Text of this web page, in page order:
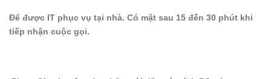
Để được IT phục vụ tại nhà. Có mặt sau 15 đến 30 phút khi
tiếp nhận cuộc gọi.